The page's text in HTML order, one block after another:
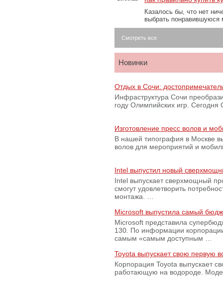
Казалось бы, что нет
выбрать
Смотреть все
Новинки
Отдых в Сочи:
Инфраструктура Сочи
году Олимпийских игр.
Изготовление пресс волов и
В нашей типография в Москве
волов для мероприятий и
Intel выпустил новый
Intel выпускает сверхмощный
смогут удовлетворить
монтажа. …
Microsoft выпустила самый
Microsoft представила
130. По информации
самым «самым доступным …
Toyota выпускает свою первую
Корпорация Toyota выпускает
работающую на водороде.